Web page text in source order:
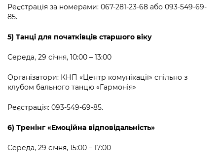
Реєстрація за номерами: 067-281-23-68 або 093-549-69-
85.
5) Танці для початківців старшого віку
Середа, 29 січня, 10:00 – 13:00
Організатори: КНП «Центр комунікації» спільно з
клубом бального танцю «Гармонія»
Реєстрація: 093-549-69-85.
6) Тренінг «Емоційна відповідальність»
Середа, 29 січня, 15:00 – 17:00